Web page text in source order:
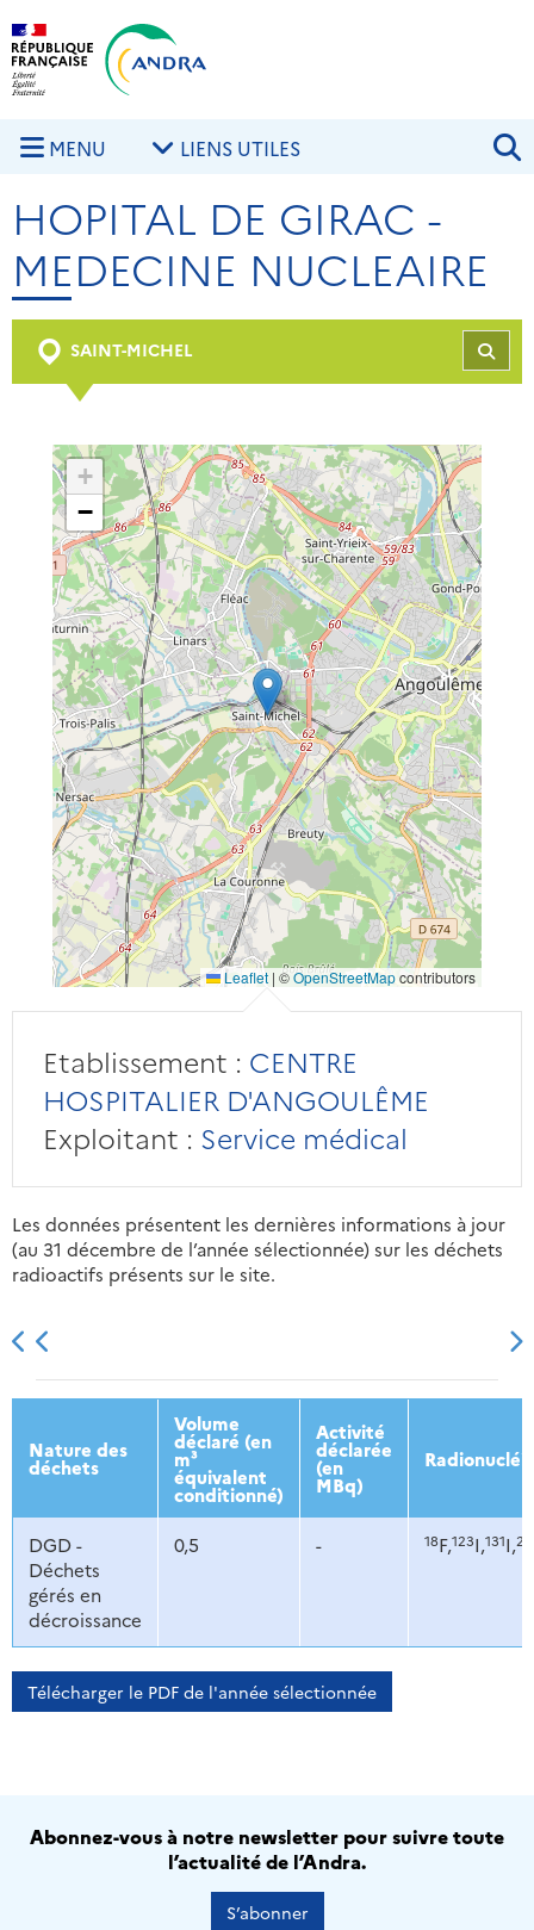
Aller au contenu principal
MENU LIENS UTILES
HOPITAL DE GIRAC -
MEDECINE NUCLEAIRE
SAINT-MICHEL
+
−
Leaflet | ©OpenStreetMapcontributors
Etablissement : CENTRE
HOSPITALIER D'ANGOULÊME
Exploitant : Service médical
Les données présentent les dernières informations à jour
(au 31 décembre de l’année sélectionnée) sur les déchets
radioactifs présents sur le site.
2013 2014 2015 2016
Nature des
déchets
Volume
déclaré (en
m³
équivalent
conditionné)
Activité
déclarée
(en
MBq)
DGD -
Déchets
gérés en
décroissance
0,5 - 18F,123I,131I,
Télécharger le PDF de l'année sélectionnée
Abonnez-vous à notre newsletter pour suivre toute
l’actualité de l’Andra.
S’abonner